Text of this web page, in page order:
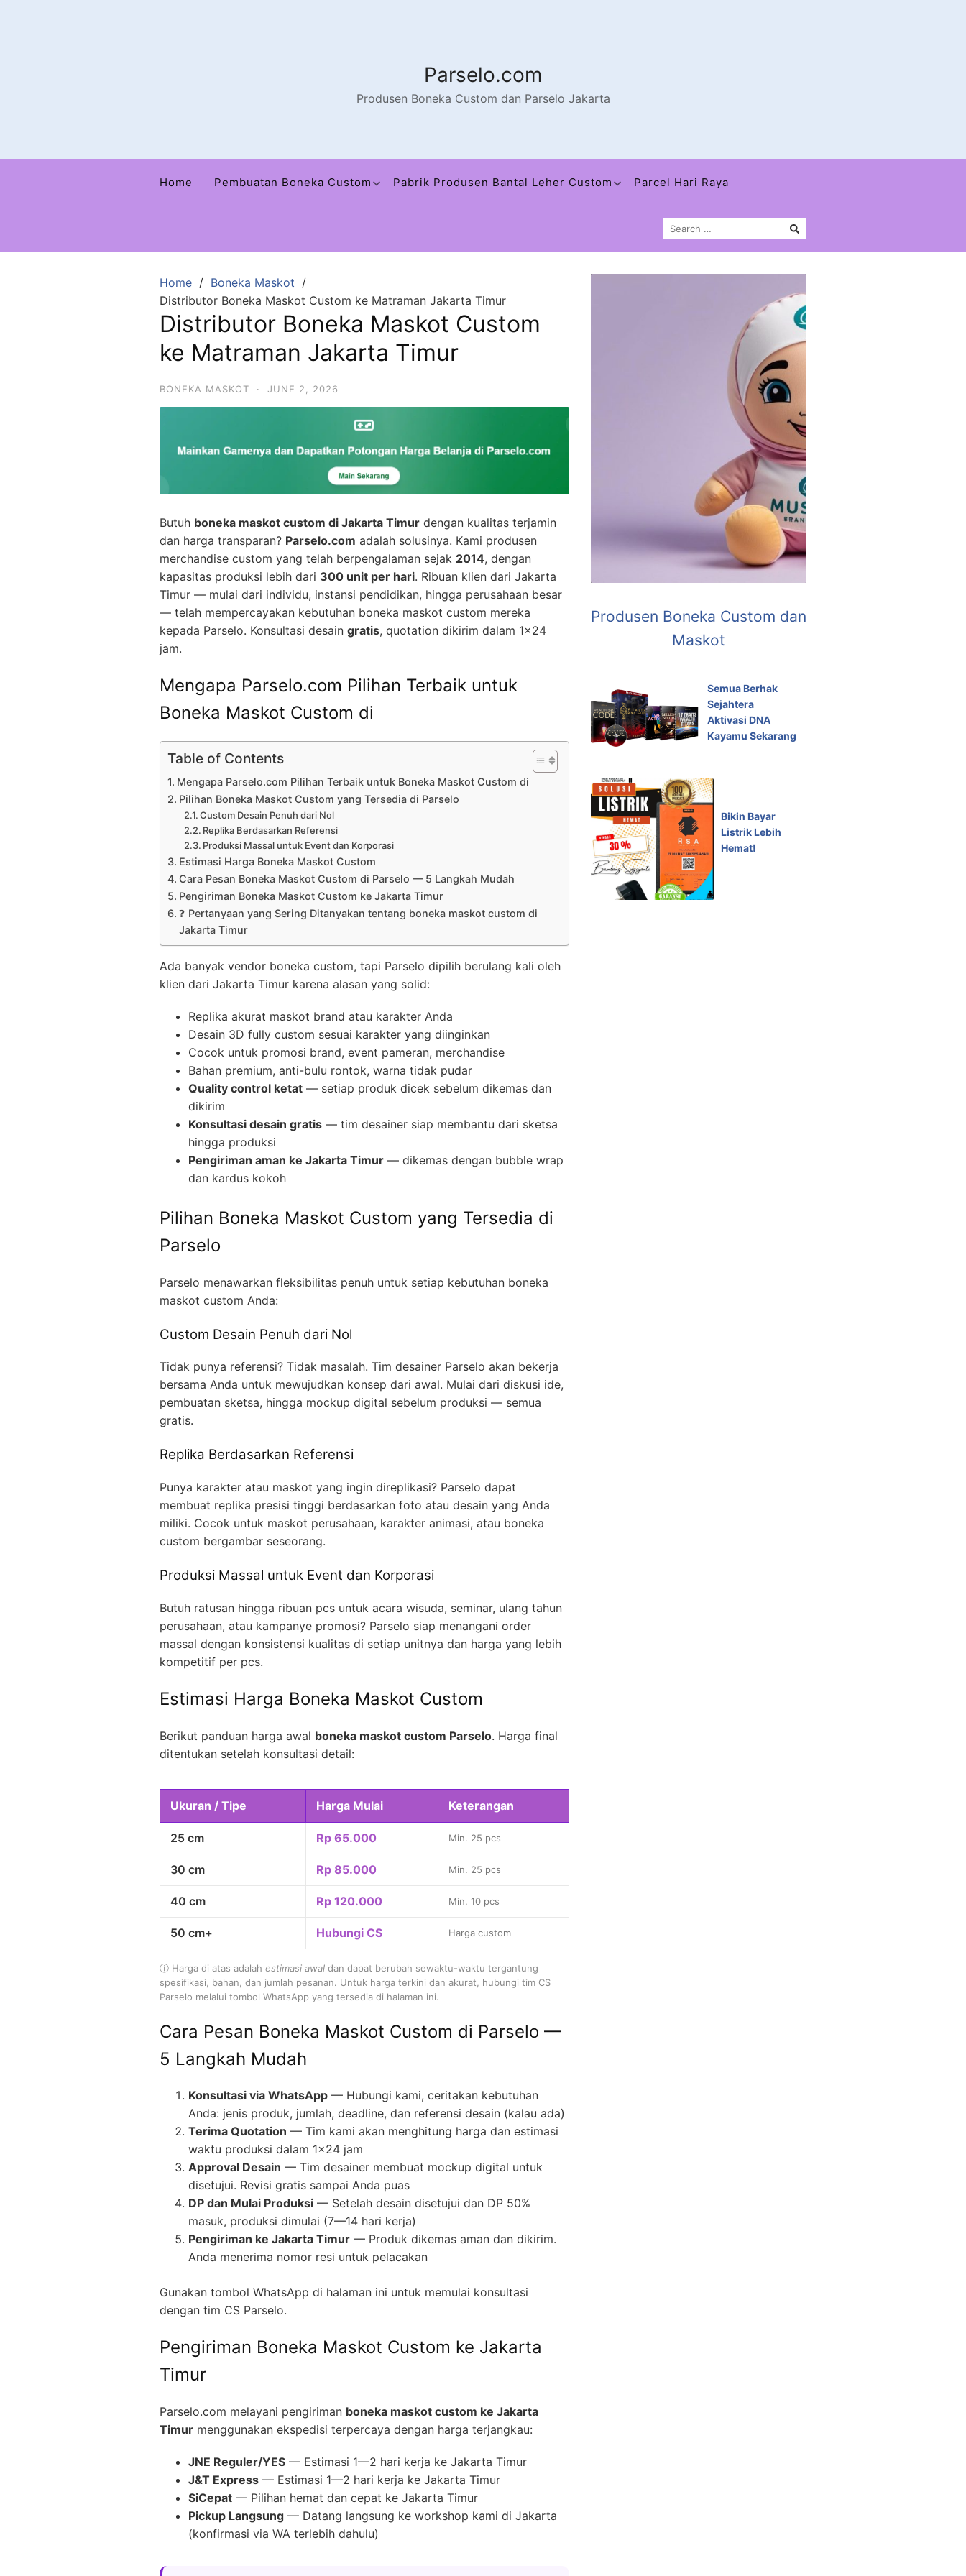
Parselo.com
Produsen Boneka Custom dan Parselo Jakarta
Home Pembuatan Boneka Custom Pabrik Produsen Bantal Leher Custom Parcel Hari Raya
Home
Boneka Maskot
Distributor Boneka Maskot Custom ke Matraman Jakarta Timur
Distributor Boneka Maskot Custom
ke Matraman Jakarta Timur
BONEKA MASKOT · JUNE 2, 2026
Butuh boneka maskot custom di Jakarta Timur dengan kualitas terjamin
dan harga transparan? Parselo.com adalah solusinya. Kami produsen
merchandise custom yang telah berpengalaman sejak 2014, dengan
kapasitas produksi lebih dari 300 unit per hari. Ribuan klien dari Jakarta
Timur — mulai dari individu, instansi pendidikan, hingga perusahaan besar
— telah mempercayakan kebutuhan boneka maskot custom mereka
kepada Parselo. Konsultasi desain gratis, quotation dikirim dalam 1×24
jam.
Mengapa Parselo.com Pilihan Terbaik untuk
Boneka Maskot Custom di
Table of Contents
Mengapa Parselo.com Pilihan Terbaik untuk Boneka Maskot Custom di
Pilihan Boneka Maskot Custom yang Tersedia di Parselo
Custom Desain Penuh dari Nol
Replika Berdasarkan Referensi
Produksi Massal untuk Event dan Korporasi
Estimasi Harga Boneka Maskot Custom
Cara Pesan Boneka Maskot Custom di Parselo — 5 Langkah Mudah
Pengiriman Boneka Maskot Custom ke Jakarta Timur
❓ Pertanyaan yang Sering Ditanyakan tentang boneka maskot custom di
Jakarta Timur
Ada banyak vendor boneka custom, tapi Parselo dipilih berulang kali oleh
klien dari Jakarta Timur karena alasan yang solid:
Replika akurat maskot brand atau karakter Anda
Desain 3D fully custom sesuai karakter yang diinginkan
Cocok untuk promosi brand, event pameran, merchandise
Bahan premium, anti-bulu rontok, warna tidak pudar
Quality control ketat — setiap produk dicek sebelum dikemas dan
dikirim
Konsultasi desain gratis — tim desainer siap membantu dari sketsa
hingga produksi
Pengiriman aman ke Jakarta Timur — dikemas dengan bubble wrap
dan kardus kokoh
Pilihan Boneka Maskot Custom yang Tersedia di
Parselo
Parselo menawarkan fleksibilitas penuh untuk setiap kebutuhan boneka
maskot custom Anda:
Custom Desain Penuh dari Nol
Tidak punya referensi? Tidak masalah. Tim desainer Parselo akan bekerja
bersama Anda untuk mewujudkan konsep dari awal. Mulai dari diskusi ide,
pembuatan sketsa, hingga mockup digital sebelum produksi — semua
gratis.
Replika Berdasarkan Referensi
Punya karakter atau maskot yang ingin direplikasi? Parselo dapat
membuat replika presisi tinggi berdasarkan foto atau desain yang Anda
miliki. Cocok untuk maskot perusahaan, karakter animasi, atau boneka
custom bergambar seseorang.
Produksi Massal untuk Event dan Korporasi
Butuh ratusan hingga ribuan pcs untuk acara wisuda, seminar, ulang tahun
perusahaan, atau kampanye promosi? Parselo siap menangani order
massal dengan konsistensi kualitas di setiap unitnya dan harga yang lebih
kompetitif per pcs.
Estimasi Harga Boneka Maskot Custom
Berikut panduan harga awal boneka maskot custom Parselo. Harga final
ditentukan setelah konsultasi detail:
Ukuran / Tipe Harga Mulai Keterangan
25 cm Rp 65.000 Min. 25 pcs
30 cm Rp 85.000 Min. 25 pcs
40 cm Rp 120.000 Min. 10 pcs
50 cm+ Hubungi CS Harga custom
ⓘ Harga di atas adalah estimasi awal dan dapat berubah sewaktu-waktu tergantung
spesifikasi, bahan, dan jumlah pesanan. Untuk harga terkini dan akurat, hubungi tim CS
Parselo melalui tombol WhatsApp yang tersedia di halaman ini.
Cara Pesan Boneka Maskot Custom di Parselo —
5 Langkah Mudah
Konsultasi via WhatsApp — Hubungi kami, ceritakan kebutuhan
Anda: jenis produk, jumlah, deadline, dan referensi desain (kalau ada)
Terima Quotation — Tim kami akan menghitung harga dan estimasi
waktu produksi dalam 1×24 jam
Approval Desain — Tim desainer membuat mockup digital untuk
disetujui. Revisi gratis sampai Anda puas
DP dan Mulai Produksi — Setelah desain disetujui dan DP 50%
masuk, produksi dimulai (7—14 hari kerja)
Pengiriman ke Jakarta Timur — Produk dikemas aman dan dikirim.
Anda menerima nomor resi untuk pelacakan
Gunakan tombol WhatsApp di halaman ini untuk memulai konsultasi
dengan tim CS Parselo.
Pengiriman Boneka Maskot Custom ke Jakarta
Timur
Parselo.com melayani pengiriman boneka maskot custom ke Jakarta
Timur menggunakan ekspedisi terpercaya dengan harga terjangkau:
JNE Reguler/YES — Estimasi 1—2 hari kerja ke Jakarta Timur
J&T Express — Estimasi 1—2 hari kerja ke Jakarta Timur
SiCepat — Pilihan hemat dan cepat ke Jakarta Timur
Pickup Langsung — Datang langsung ke workshop kami di Jakarta
(konfirmasi via WA terlebih dahulu)
Produsen Boneka Custom dan
Maskot
Semua Berhak
Sejahtera
Aktivasi DNA
Kayamu Sekarang
Bikin Bayar
Listrik Lebih
Hemat!